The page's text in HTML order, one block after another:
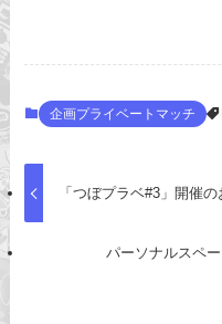
企画プライベートマッチ
「つぼプラベ#3」開催
パーソナルスペ